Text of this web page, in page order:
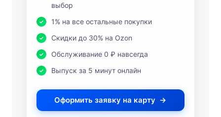
выбор
1% на все остальные покупки
Скидки до 30% на Ozon
Обслуживание 0 ₽ навсегда
Выпуск за 5 минут онлайн
Оформить заявку на карту